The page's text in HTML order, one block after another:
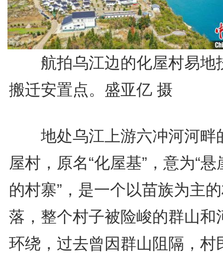
航拍乌江边的化屋村易地
搬迁安置点。盛亚亿 摄
地处乌江上游六冲河河畔
屋村，原名“化屋基”，意为“悬
的村寨”，是一个以苗族为主
落，整个村子被险峻的群山和
环绕，过去曾因群山阻隔，村